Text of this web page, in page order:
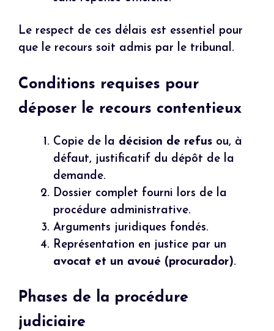
Le respect de ces délais est essentiel pour
que le recours soit admis par le tribunal.
Conditions requises pour
déposer le recours contentieux
Copie de la décision de refus ou, à
défaut, justificatif du dépôt de la
demande.
Dossier complet fourni lors de la
procédure administrative.
Arguments juridiques fondés.
Représentation en justice par un
avocat et un avoué (procurador).
Phases de la procédure
judiciaire